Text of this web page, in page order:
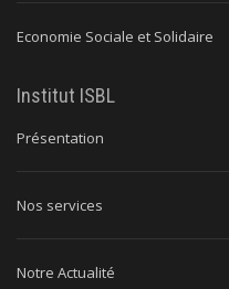
Economie Sociale et Solidaire
Institut ISBL
Présentation
Nos services
Notre Actualité